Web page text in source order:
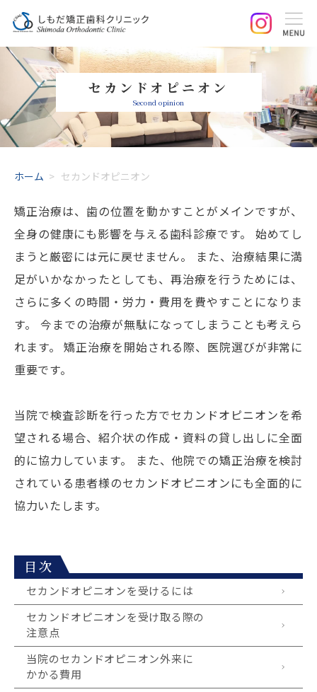
セカンドオピニオン
Second opinion
ホーム > セカンドオピニオン
矯正治療は、歯の位置を動かすことがメインですが、
全身の健康にも影響を与える歯科診療です。 始めてし
まうと厳密には元に戻せません。 また、治療結果に満
足がいかなかったとしても、再治療を行うためには、
さらに多くの時間・労力・費用を費やすことになりま
す。 今までの治療が無駄になってしまうことも考えら
れます。 矯正治療を開始される際、医院選びが非常に
重要です。
当院で検査診断を行った方でセカンドオピニオンを希
望される場合、紹介状の作成・資料の貸し出しに全面
的に協力しています。 また、他院での矯正治療を検討
されている患者様のセカンドオピニオンにも全面的に
協力いたします。
目次
セカンドオピニオンを受けるには
セカンドオピニオンを受け取る際の
注意点
当院のセカンドオピニオン外来に
かかる費用